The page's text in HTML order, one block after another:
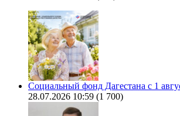
Социальный фонд Дагестана с 1
28.07.2026 10:59 (1 700)